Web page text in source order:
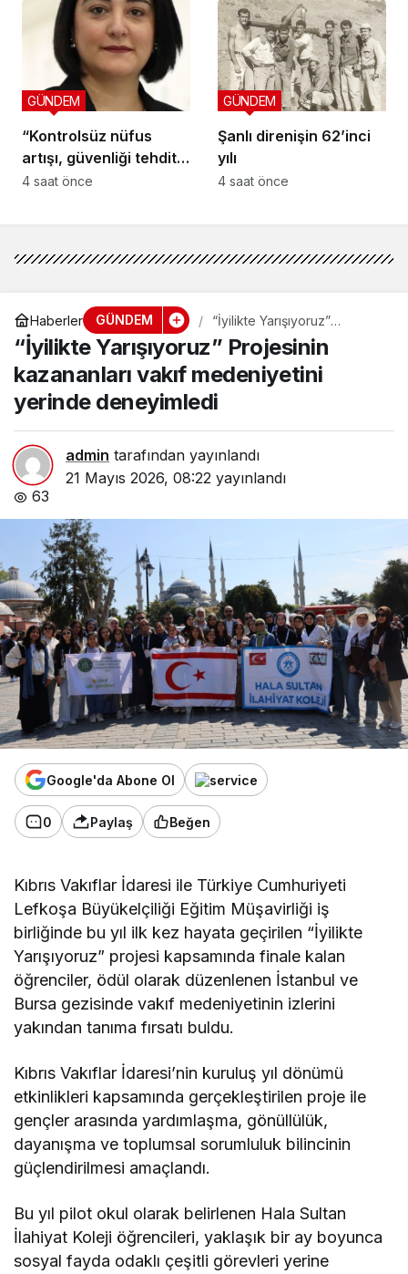
“Kontrolsüz nüfus
artışı, güvenliği tehdit
ediyor”
GÜNDEM
4 saat önce
Şanlı direnişin 62’inci
yılı
GÜNDEM
4 saat önce
Haberler GÜNDEM
“İyilikte Yarışıyoruz”
Projesinin kazananları vakıf
medeniyetini yerinde
deneyimledi
“İyilikte Yarışıyoruz” Projesinin
kazananları vakıf medeniyetini
yerinde deneyimledi
admin tarafından yayınlandı
21 Mayıs 2026, 08:22 yayınlandı
63
Google'da Abone Ol
0 Paylaş Beğen
Kıbrıs Vakıflar İdaresi ile Türkiye Cumhuriyeti
Lefkoşa Büyükelçiliği Eğitim Müşavirliği iş
birliğinde bu yıl ilk kez hayata geçirilen “İyilikte
Yarışıyoruz” projesi kapsamında finale kalan
öğrenciler, ödül olarak düzenlenen İstanbul ve
Bursa gezisinde vakıf medeniyetinin izlerini
yakından tanıma fırsatı buldu.
Kıbrıs Vakıflar İdaresi’nin kuruluş yıl dönümü
etkinlikleri kapsamında gerçekleştirilen proje ile
gençler arasında yardımlaşma, gönüllülük,
dayanışma ve toplumsal sorumluluk bilincinin
güçlendirilmesi amaçlandı.
Bu yıl pilot okul olarak belirlenen Hala Sultan
İlahiyat Koleji öğrencileri, yaklaşık bir ay boyunca
sosyal fayda odaklı çeşitli görevleri yerine